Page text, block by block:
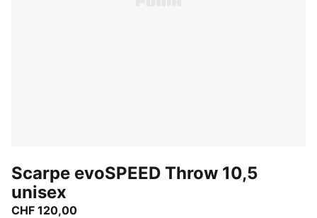
Scarpe evoSPEED Throw 10,5
unisex
CHF 120,00